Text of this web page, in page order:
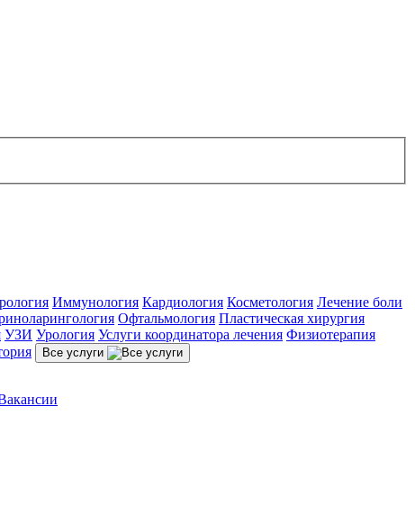
Иммунология Кардиология Косметология Лечение боли
Офтальмология Пластическая хирургия
УЗИ Урология Услуги координатора лечения Физиотерапия
Все услуги